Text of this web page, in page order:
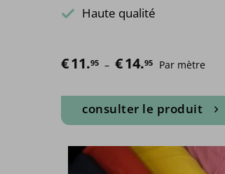
Haute qualité
€11.95 – €14.95 Plage de prix :
Par mètre
consulter le produit